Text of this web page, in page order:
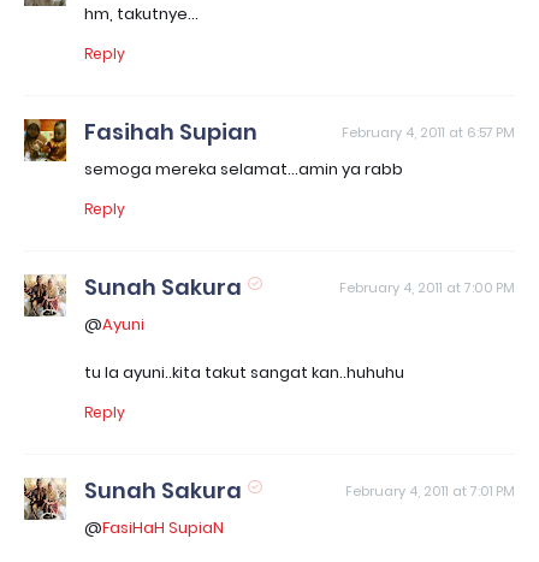
hm, takutnye...
Reply
Fasihah Supian February 4, 2011 at 6:57 PM
semoga mereka selamat...amin ya rabb
Reply
Sunah Sakura February 4, 2011 at 7:00 PM
@Ayuni
tu la ayuni..kita takut sangat kan..huhuhu
Reply
Sunah Sakura February 4, 2011 at 7:01 PM
@FasiHaH SupiaN